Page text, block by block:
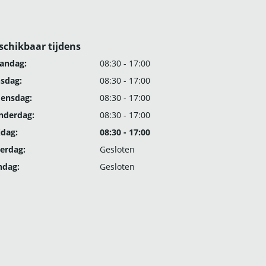
tijdens
08:30 - 17:00
08:30 - 17:00
08:30 - 17:00
08:30 - 17:00
08:30 - 17:00
Gesloten
Gesloten